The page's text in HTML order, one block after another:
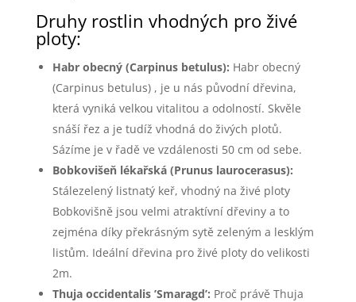
Druhy rostlin vhodných pro živé
ploty:
Habr obecný (Carpinus betulus): Habr obecný
(Carpinus betulus) , je u nás původní dřevina,
která vyniká velkou vitalitou a odolností. Skvěle
snáší řez a je tudíž vhodná do živých plotů.
Sázíme je v řadě ve vzdálenosti 50 cm od sebe.
Bobkovišeň lékařská (Prunus laurocerasus):
Stálezelený listnatý keř, vhodný na živé ploty
Bobkovišně jsou velmi atraktívní dřeviny a to
zejména díky překrásným sytě zeleným a lesklým
listům. Ideální dřevina pro živé ploty do velikosti
2m.
Thuja occidentalis ’Smaragd’: Proč právě Thuja